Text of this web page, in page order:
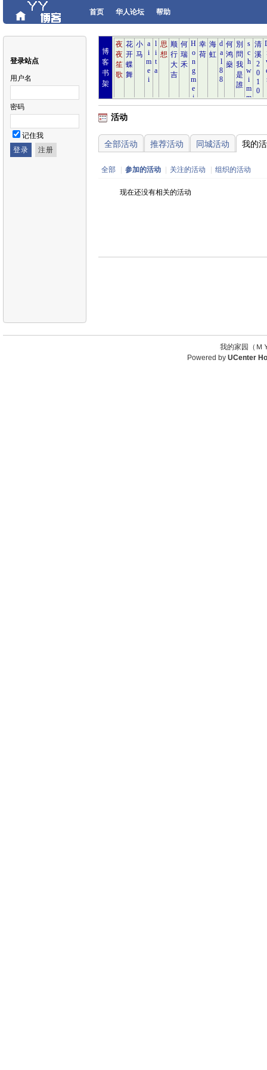
首页 华人论坛 帮助
登录站点
用户名
密码
记住我
博
客
书
架
活动
全部活动 推荐活动 同城活动 我的
全部 参加的活动 关注的活动 组织的活动
现在还没有相关的活动
我的家园（
Powered by UCenter